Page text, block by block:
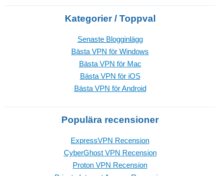
Kategorier / Toppval
Senaste Blogginlägg
Bästa VPN för Windows
Bästa VPN för Mac
Bästa VPN för iOS
Bästa VPN för Android
Populära recensioner
ExpressVPN Recension
CyberGhost VPN Recension
Proton VPN Recension